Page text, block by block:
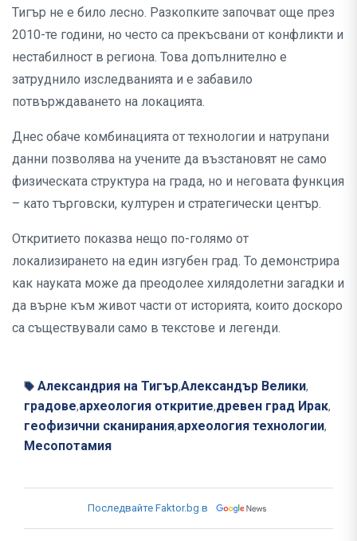
Тигър не е било лесно. Разкопките започват още през
2010-те години, но често са прекъсвани от конфликти и
нестабилност в региона. Това допълнително е
затруднило изследванията и е забавило
потвърждаването на локацията.
Днес обаче комбинацията от технологии и натрупани
данни позволява на учените да възстановят не само
физическата структура на града, но и неговата функция
– като търговски, културен и стратегически център.
Откритието показва нещо по-голямо от
локализирането на един изгубен град. То демонстрира
как науката може да преодолее хилядолетни загадки и
да върне към живот части от историята, които доскоро
са съществували само в текстове и легенди.
Александрия на Тигър,Александър Велики,
градове,археология откритие,древен град Ирак,
геофизични сканирания,археология технологии,
Месопотамия
Последвайте Faktor.bg в